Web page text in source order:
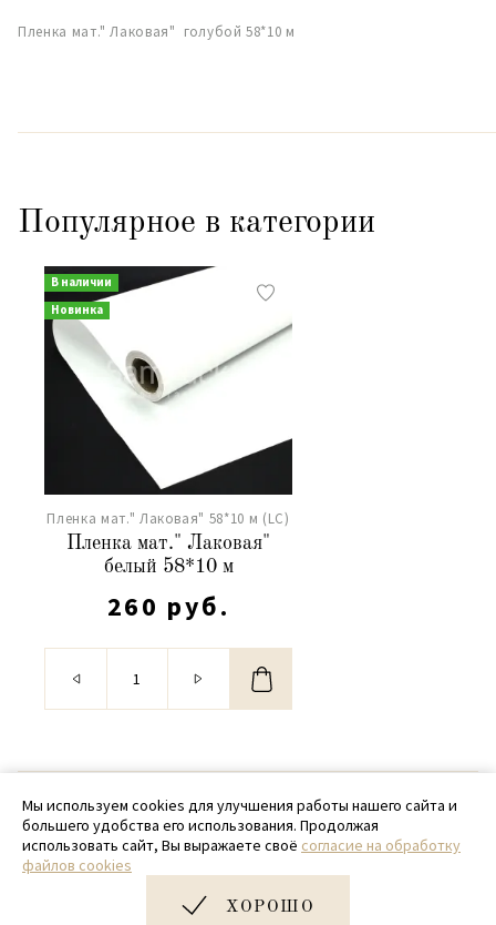
Пленка мат." Лаковая" голубой 58*10 м
Популярное в категории
В наличии
Новинка
Пленка мат." Лаковая" 58*10 м (LC)
Пленка мат." Лаковая"
белый 58*10 м
260 руб.
© 2020 - 2026 SamPack
+ 7 (918) 699-97-87
zakaz@sampack.store
Дизайн и разработка сайта
Мы используем cookies для улучшения работы нашего сайта и
большего удобства его использования. Продолжая
использовать сайт, Вы выражаете своё согласие на обработку
файлов cookies
ХОРОШО